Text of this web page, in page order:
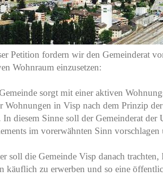
Petition fordern wir den Gemeinderat
Wohnraum einzusetzen:
sorgt mit einer aktiven
Wohnungen in Visp nach dem Prinzip
In diesem Sinne soll der Gemeinderat der
im vorerwähnten Sinn
soll die Gemeinde Visp danach
käuflich zu erwerben und so eine